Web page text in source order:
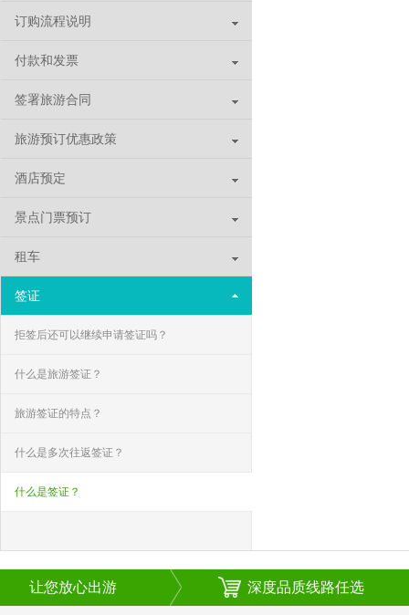
订购流程说明
付款和发票
签署旅游合同
旅游预订优惠政策
酒店预定
景点门票预订
租车
签证
拒签后还可以继续申请签证吗？
什么是旅游签证？
旅游签证的特点？
什么是多次往返签证？
什么是签证？
让您放心出游 深度品质线路任选